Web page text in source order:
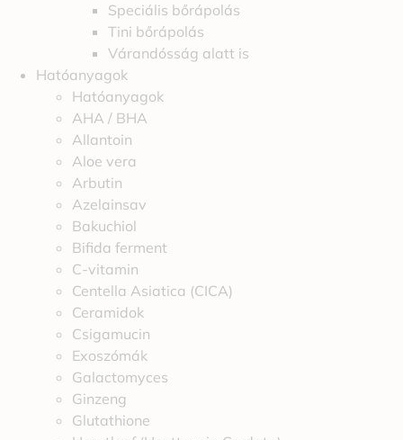
Speciális bőrápolás
Tini bőrápolás
Várandósság alatt is
Hatóanyagok
Hatóanyagok
AHA / BHA
Allantoin
Aloe vera
Arbutin
Azelainsav
Bakuchiol
Bifida ferment
C-vitamin
Centella Asiatica (CICA)
Ceramidok
Csigamucin
Exoszómák
Galactomyces
Ginzeng
Glutathione